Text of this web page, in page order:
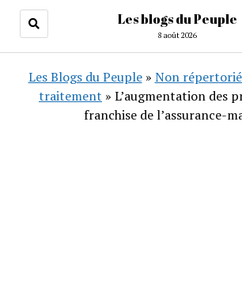
Les blogs du Peuple
8 août 2026
Les Blogs du Peuple» Non
traitement » L’augmentation des
franchise de l’assurance-